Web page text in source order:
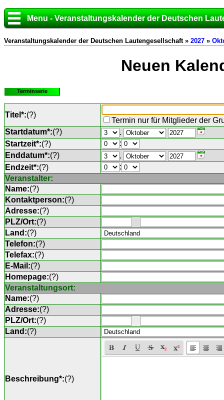
Menu - Veranstaltungskalender der Deutschen
Veranstaltungskalender der Deutschen Lautengesellschaft » 2027 »
Neuen
Terminserie
Titel*:(?)
Termin nur für Mitglieder der
Startdatum*:(?)
.
Startzeit*:(?)
:
Enddatum*:(?)
.
Endzeit*:(?)
:
Veranstalter:
Name:(?)
Kontaktperson:(?)
Adresse:(?)
PLZ/Ort:(?)
Land:(?)
Telefon:(?)
Telefax:(?)
E-Mail:(?)
Homepage:(?)
Veranstaltungsort:
Name:(?)
Adresse:(?)
PLZ/Ort:(?)
Land:(?)
Beschreibung*:(?)